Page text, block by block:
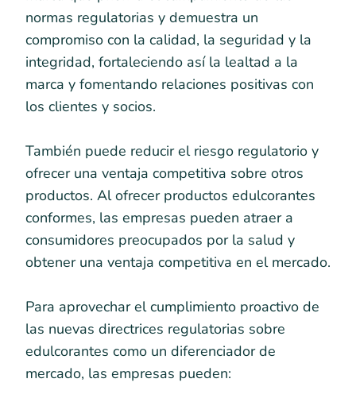
normas regulatorias y demuestra un
compromiso con la calidad, la seguridad y la
integridad, fortaleciendo así la lealtad a la
marca y fomentando relaciones positivas con
los clientes y socios.
También puede reducir el riesgo regulatorio y
ofrecer una ventaja competitiva sobre otros
productos. Al ofrecer productos edulcorantes
conformes, las empresas pueden atraer a
consumidores preocupados por la salud y
obtener una ventaja competitiva en el mercado.
Para aprovechar el cumplimiento proactivo de
las nuevas directrices regulatorias sobre
edulcorantes como un diferenciador de
mercado, las empresas pueden: